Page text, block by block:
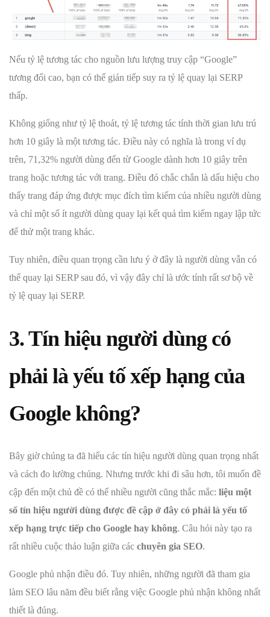
Nếu tỷ lệ tương tác cho nguồn lưu lượng truy cập “Google”
tương đối cao, bạn có thể gián tiếp suy ra tỷ lệ quay lại SERP
thấp.
Không giống như tỷ lệ thoát, tỷ lệ tương tác tính thời gian lưu trú
hơn 10 giây là một tương tác. Điều này có nghĩa là trong ví dụ
trên, 71,32% người dùng đến từ Google dành hơn 10 giây trên
trang hoặc tương tác với trang. Điều đó chắc chắn là dấu hiệu cho
thấy trang đáp ứng được mục đích tìm kiếm của nhiều người dùng
và chỉ một số ít người dùng quay lại kết quả tìm kiếm ngay lập tức
để thử một trang khác.
Tuy nhiên, điều quan trọng cần lưu ý ở đây là người dùng vẫn có
thể quay lại SERP sau đó, vì vậy đây chỉ là ước tính rất sơ bộ về
tỷ lệ quay lại SERP.
3. Tín hiệu người dùng có
phải là yếu tố xếp hạng của
Google không?
Bây giờ chúng ta đã hiểu các tín hiệu người dùng quan trọng nhất
và cách đo lường chúng. Nhưng trước khi đi sâu hơn, tôi muốn đề
cập đến một chủ đề có thể nhiều người cũng thắc mắc: liệu một
số tín hiệu người dùng được đề cập ở đây có phải là yếu tố
xếp hạng trực tiếp cho Google hay không. Câu hỏi này tạo ra
rất nhiều cuộc thảo luận giữa các chuyên gia SEO.
Google phủ nhận điều đó. Tuy nhiên, những người đã tham gia
làm SEO lâu năm đều biết rằng việc Google phủ nhận không nhất
thiết là đúng.